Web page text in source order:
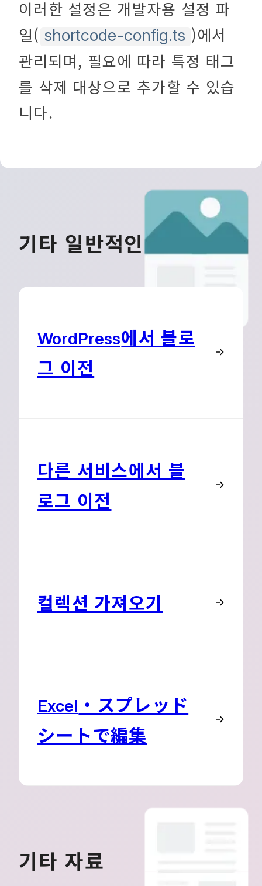
이러한 설정은 개발자용 설정 파
일( shortcode-config.ts )에서
관리되며, 필요에 따라 특정 태그
를 삭제 대상으로 추가할 수 있습
니다.
기타 일반적인 사례
WordPress에서 블로
그 이전
다른 서비스에서 블
로그 이전
컬렉션 가져오기
Excel ・スプレッド
シートで編集
기타 자료